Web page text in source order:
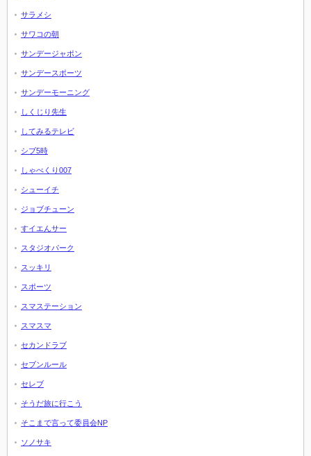
サラメシ
サワコの朝
サンデージャポン
サンデースポーツ
サンデーモーニング
しくじり先生
してみるテレビ
シブ5時
しゃべくり007
シューイチ
ジョブチューン
すイエんサー
スタジオパーク
スッキリ
スポーツ
スマステーション
スマスマ
セカンドラブ
セブンルール
セレブ
そうだ旅に行こう
そこまで言って委員会NP
ソノサキ